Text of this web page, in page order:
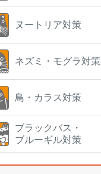
ヌートリア対策
ネズミ・モグラ対策
鳥・カラス対策
ブラックバス・
ブルーギル対策